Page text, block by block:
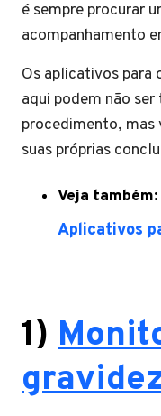
é sempre procurar
acompanhamento
Os aplicativos para
aqui podem não
procedimento, mas
suas próprias
Veja também:
Aplicativos
1)